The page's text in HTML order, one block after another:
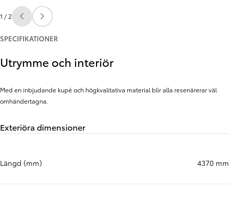
1 / 2 Föregående
Nästa
SPECIFIKATIONER
Utrymme och interiör
Med en inbjudande kupé och högkvalitativa material blir alla resenärerar väl
omhändertagna.
Exteriöra dimensioner
Längd (mm) 4370 mm